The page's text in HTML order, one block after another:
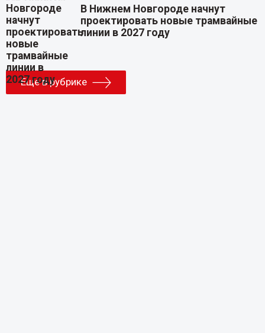
В Нижнем Новгороде начнут
проектировать новые трамвайные
линии в 2027 году
Еще в рубрике